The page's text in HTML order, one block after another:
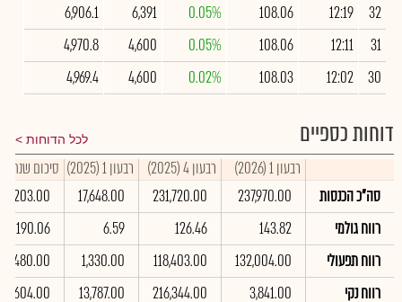
32
12:19
108.06
0.05%
6,391
6,906.1
31
12:11
108.06
0.05%
4,600
4,970.8
30
12:02
108.03
0.02%
4,600
4,969.4
דוחות כספיים לכל הדוחות
רבעון 1 (2026) רבעון 4 (2025) רבעון 1 (2025)
סיכום שנתי 2025
סה"כ הכנסות
237,970.00
231,720.00
17,648.00
רווח גולמי
143.82
126.46
6.59
190.06
רווח תפעולי
132,004.00
118,403.00
1,330.00
רווח נקי
3,841.00
216,344.00
13,787.00